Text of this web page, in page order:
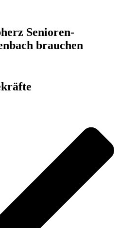
Senioren­
brauchen